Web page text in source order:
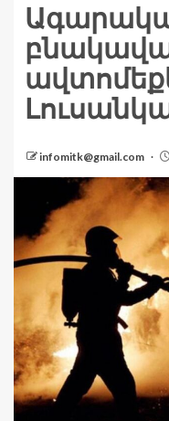
infomitk@gmail.com